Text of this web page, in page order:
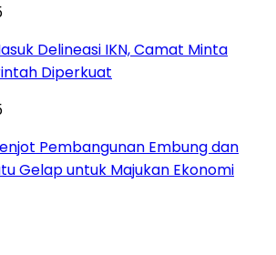
Delineasi IKN, Camat Minta
Diperkuat
Pembangunan Embung dan
Gelap untuk Majukan Ekonomi